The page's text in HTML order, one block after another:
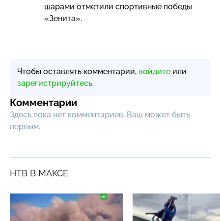
шарами отметили спортивные победы
«Зенита».
Чтобы оставлять комментарии, войдите или
зарегистрируйтесь.
Комментарии
Здесь пока нет комментариев, Ваш может быть
первым.
НТВ В МАКСЕ